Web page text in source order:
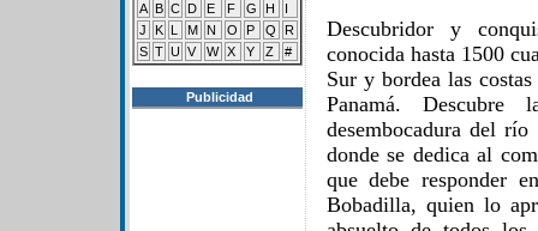
A B C D E F G H
I
J
K L M N O P Q
R
S T U V W X Y Z #
Publicidad
Descubridor y
conocida hasta 1500
Sur y bordea las
Panamá.
desembocadura del
donde se dedica al
que debe responder
Bobadilla, quien lo